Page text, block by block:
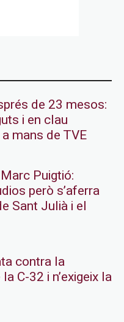
de 23 mesos:
i en clau
mans de TVE
Puigtió:
però s’aferra
Sant Julià i el
contra la
C-32 i n’exigeix la